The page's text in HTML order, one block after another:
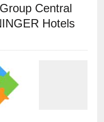
Central
Hotels